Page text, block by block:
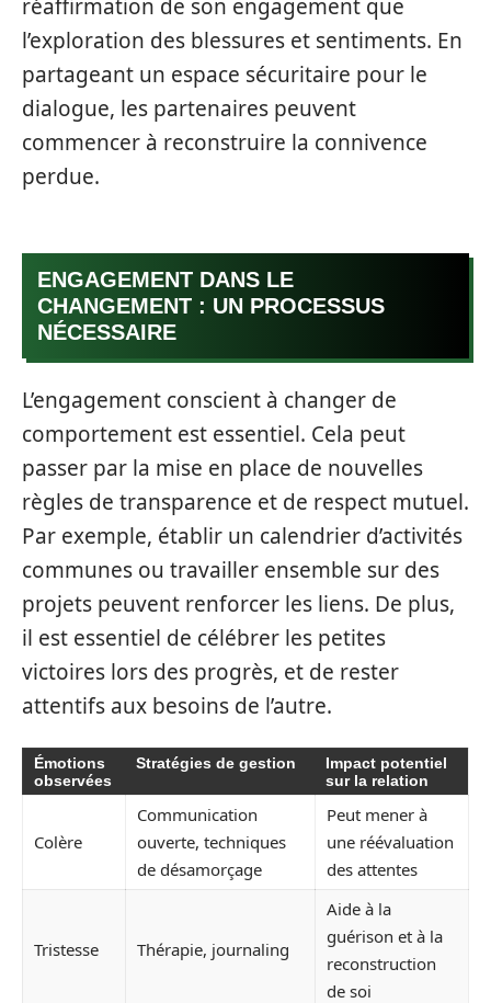
réaffirmation de son engagement que
l’exploration des blessures et sentiments. En
partageant un espace sécuritaire pour le
dialogue, les partenaires peuvent
commencer à reconstruire la connivence
perdue.
ENGAGEMENT DANS LE
CHANGEMENT : UN PROCESSUS
NÉCESSAIRE
L’engagement conscient à changer de
comportement est essentiel. Cela peut
passer par la mise en place de nouvelles
règles de transparence et de respect mutuel.
Par exemple, établir un calendrier d’activités
communes ou travailler ensemble sur des
projets peuvent renforcer les liens. De plus,
il est essentiel de célébrer les petites
victoires lors des progrès, et de rester
attentifs aux besoins de l’autre.
Émotions
observées
Stratégies de gestion
Impact potentiel
sur la relation
Colère
Communication
ouverte, techniques
de désamorçage
Peut mener à
une réévaluation
des attentes
Tristesse Thérapie, journaling
Aide à la
guérison et à la
reconstruction
de soi